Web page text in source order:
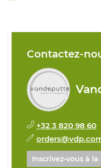
Contactez-
+32 3 820 98 60
Inscrivez-vous à